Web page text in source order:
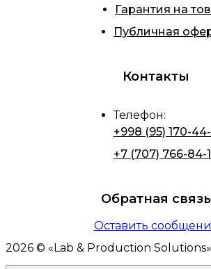
Гарантия на
Публичная
Контакты
Телефон:
+998 (95) 170-
+7 (707) 766-84-
Обратная связь
Оставить
2026 © « Lab & Production Solutions